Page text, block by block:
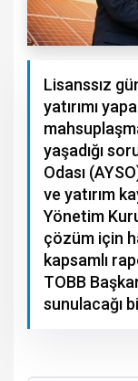
Lisanssız
yatırımı
yaşadığı
Odası
ve yatırım
Yönetim
çözüm için
kapsamlı
TOBB
sunulacağı